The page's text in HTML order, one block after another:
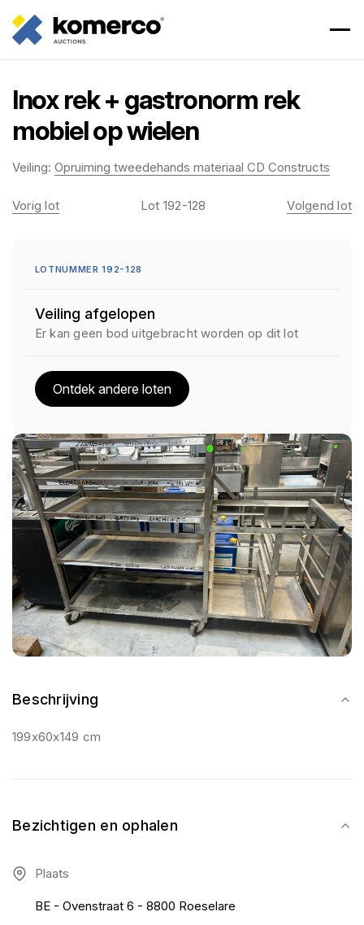
Inox rek + gastronorm rek
mobiel op wielen
Veiling: Opruiming tweedehands materiaal CD Constructs
Beschrijving
199x60x149 cm
Bezichtigen en ophalen
Plaats
BE - Ovenstraat 6 - 8800 Roeselare
Vorig lot Lot 192-128 Volgend lot
LOTNUMMER 192-128
Veiling afgelopen
Er kan geen bod uitgebracht worden op dit lot
Ontdek andere loten